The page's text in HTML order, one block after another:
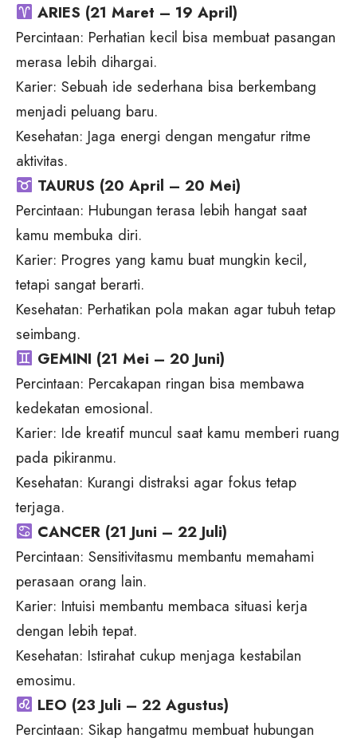
ARIES (21 Maret – 19 April)
Percintaan: Perhatian kecil bisa membuat pasangan
merasa lebih dihargai.
Karier: Sebuah ide sederhana bisa berkembang
menjadi peluang baru.
Kesehatan: Jaga energi dengan mengatur ritme
aktivitas.
TAURUS (20 April – 20 Mei)
Percintaan: Hubungan terasa lebih hangat saat
kamu membuka diri.
Karier: Progres yang kamu buat mungkin kecil,
tetapi sangat berarti.
Kesehatan: Perhatikan pola makan agar tubuh tetap
seimbang.
GEMINI (21 Mei – 20 Juni)
Percintaan: Percakapan ringan bisa membawa
kedekatan emosional.
Karier: Ide kreatif muncul saat kamu memberi ruang
pada pikiranmu.
Kesehatan: Kurangi distraksi agar fokus tetap
terjaga.
CANCER (21 Juni – 22 Juli)
Percintaan: Sensitivitasmu membantu memahami
perasaan orang lain.
Karier: Intuisi membantu membaca situasi kerja
dengan lebih tepat.
Kesehatan: Istirahat cukup menjaga kestabilan
emosimu.
LEO (23 Juli – 22 Agustus)
Percintaan: Sikap hangatmu membuat hubungan